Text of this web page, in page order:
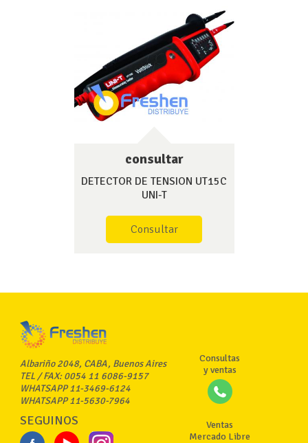
consultar
DETECTOR DE TENSION UT15C
UNI-T
Consultar
Albariño 2048, CABA, Buenos Aires
TEL / FAX: 0054 11 6086-9157
WHATSAPP 11-3469-6124
WHATSAPP 11-5630-7964
SEGUINOS
Consultas
y ventas
Ventas
Mercado Libre